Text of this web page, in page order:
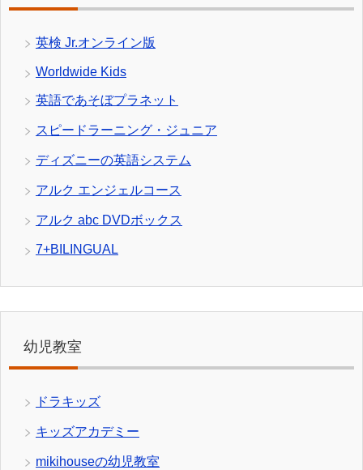
英検 Jr.オンライン版
Worldwide Kids
英語であそぼプラネット
スピードラーニング・ジュニア
ディズニーの英語システム
アルク エンジェルコース
アルク abc DVDボックス
7+BILINGUAL
幼児教室
ドラキッズ
キッズアカデミー
mikihouseの幼児教室